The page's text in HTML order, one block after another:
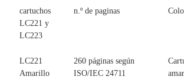
cartuchos
LC221 y
LC223
n.º de paginas
LC221
Amarillo
260 páginas según
ISO/IEC 24711